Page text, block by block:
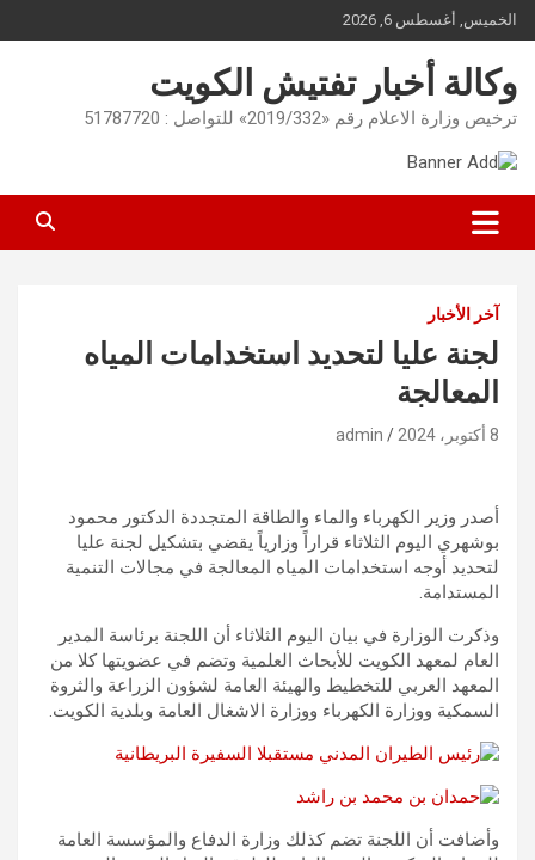
Skip
to
content
الخميس, أغسطس 6, 2026
وكالة أخبار تفتيش الكويت
ترخيص وزارة الاعلام رقم «2019/332» للتواصل : 51787720
آخر الأخبار
لجنة عليا لتحديد استخدامات المياه
المعالجة
8 أكتوبر، 2024 admin
أصدر وزير الكهرباء والماء والطاقة المتجددة الدكتور محمود
بوشهري اليوم الثلاثاء قراراً وزارياً يقضي بتشكيل لجنة عليا
لتحديد أوجه استخدامات المياه المعالجة في مجالات التنمية
المستدامة.
وذكرت الوزارة في بيان اليوم الثلاثاء أن اللجنة برئاسة المدير
العام لمعهد الكويت للأبحاث العلمية وتضم في عضويتها كلا من
المعهد العربي للتخطيط والهيئة العامة لشؤون الزراعة والثروة
السمكية ووزارة الكهرباء ووزارة الاشغال العامة وبلدية الكويت.
وأضافت أن اللجنة تضم كذلك وزارة الدفاع والمؤسسة العامة